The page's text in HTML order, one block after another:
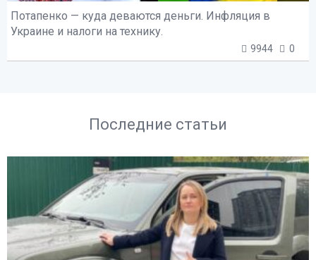
Потапенко — куда деваются деньги. Инфляция в
Украине и налоги на технику.
9944 0
Последние статьи